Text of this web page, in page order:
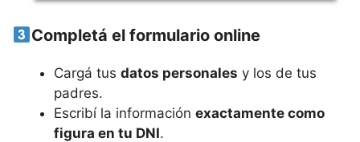
Completá el formulario online
Cargá tus datos personales y los de tus
padres.
Escribí la información exactamente como
figura en tu DNI.